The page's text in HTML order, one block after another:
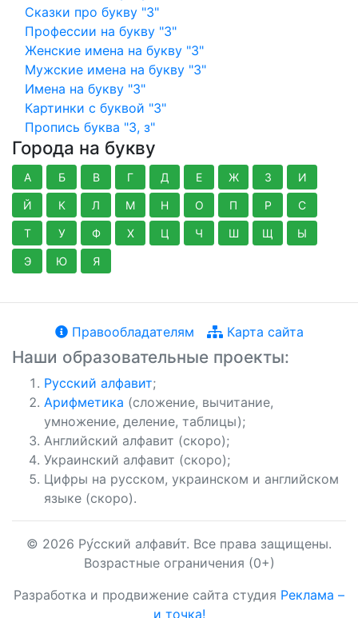
Сказки про букву "З"
Профессии на букву "З"
Женские имена на букву "З"
Мужские имена на букву "З"
Имена на букву "З"
Картинки с буквой "З"
Пропись буква "З, з"
Города на букву
А Б В Г Д Е Ж З И
Й К Л М Н О П Р С
Т У Ф Х Ц Ч Ш Щ Ы
Э Ю Я
Правообладателям Карта сайта
Наши образовательные проекты:
Русский алфавит;
Арифметика (сложение, вычитание,
умножение, деление, таблицы);
Английский алфавит (скоро);
Украинский алфавит (скоро);
Цифры на русском, украинском и английском
языке (скоро).
© 2026 Ру́сский алфави́т. Все права защищены.
Возрастные ограничения (0+)
Разработка и продвижение сайта студия Реклама –
и точка!